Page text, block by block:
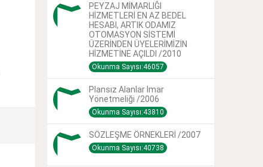
PEYZAJ MİMARLIĞI
HİZMETLERİ EN AZ BEDEL
HESABI, ARTIK ODAMIZ
OTOMASYON SİSTEMİ
ÜZERİNDEN ÜYELERİMİZİN
HİZMETİNE AÇILDI /2010
Okunma Sayısı:46057
Plansız Alanlar Imar
Yönetmeliği /2006
Okunma Sayısı:43810
SÖZLEŞME ÖRNEKLERİ /2007
Okunma Sayısı:40738